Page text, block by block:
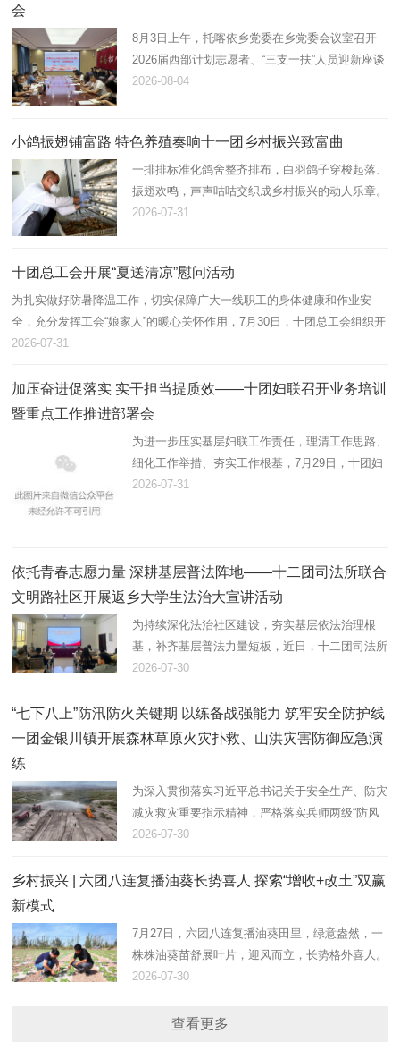
会
8月3日上午，托喀依乡党委在乡党委会议室召开
2026届西部计划志愿者、“三支一扶”人员迎新座谈
会。会议由乡党委副书记、纪委书记张茂祥主持，
2026-08-04
小鸽振翅铺富路 特色养殖奏响十一团乡村振兴致富曲
一排排标准化鸽舍整齐排布，白羽鸽子穿梭起落、
振翅欢鸣，声声咕咕交织成乡村振兴的动人乐章。
近年来，十一团立足资源优势，以“合作社+连队
2026-07-31
十团总工会开展“夏送清凉”慰问活动
为扎实做好防暑降温工作，切实保障广大一线职工的身体健康和作业安
全，充分发挥工会“娘家人”的暖心关怀作用，7月30日，十团总工会组织开
展2026年“夏送清凉”慰问活动，为坚守高温岗位的劳动者送去防暑降温物
2026-07-31
加压奋进促落实 实干担当提质效——十团妇联召开业务培训
暨重点工作推进部署会
为进一步压实基层妇联工作责任，理清工作思路、
细化工作举措、夯实工作根基，7月29日，十团妇
联组织召开业务培训暨重点工作推进会，精准部署
2026-07-31
依托青春志愿力量 深耕基层普法阵地——十二团司法所联合
文明路社区开展返乡大学生法治大宣讲活动
为持续深化法治社区建设，夯实基层依法治理根
基，补齐基层普法力量短板，近日，十二团司法所
联合文明路社区，组织返乡大学生志愿者开展法治
2026-07-30
“七下八上”防汛防火关键期 以练备战强能力 筑牢安全防护线
一团金银川镇开展森林草原火灾扑救、山洪灾害防御应急演
练
为深入贯彻落实习近平总书记关于安全生产、防灾
减灾救灾重要指示精神，严格落实兵师两级“防风
险、保安全、护稳定”工作部署，立足“七下八上”防
堤，一团金银川镇组织…
2026-07-30
乡村振兴 | 六团八连复播油葵长势喜人 探索“增收+改土”双赢
新模式
7月27日，六团八连复播油葵田里，绿意盎然，一
株株油葵苗舒展叶片，迎风而立，长势格外喜人。
八连连长田翠彩正俯身田间，仔细查看植株密度与
2026-07-30
查看更多